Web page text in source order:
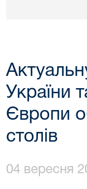
України
Європи
столів
04 вересня